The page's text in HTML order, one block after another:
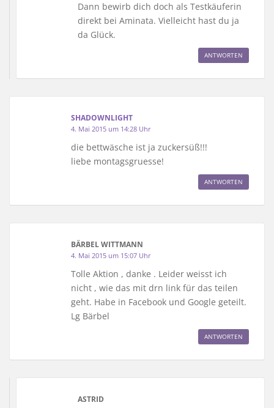
Dann bewirb dich doch als Testkäuferin
direkt bei Aminata. Vielleicht hast du ja
da Glück.
ANTWORTEN
SHADOWNLIGHT
4. Mai 2015 um 14:28 Uhr
die bettwäsche ist ja zuckersüß!!!
liebe montagsgruesse!
ANTWORTEN
BÄRBEL WITTMANN
4. Mai 2015 um 15:07 Uhr
Tolle Aktion , danke . Leider weisst ich
nicht , wie das mit drn link für das teilen
geht. Habe in Facebook und Google geteilt.
Lg Bärbel
ANTWORTEN
ASTRID